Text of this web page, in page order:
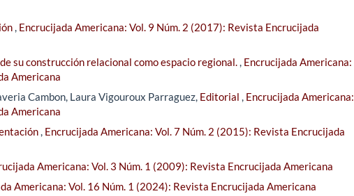
, Encrucijada Americana: Vol. 9 Núm. 2 (2017): Revista Encrucijada
su construcción relacional como espacio regional., Encrucijada Americana:
Americana
Cambon, Laura Vigouroux Parraguez, Editorial , Encrucijada Americana:
Americana
, Encrucijada Americana: Vol. 7 Núm. 2 (2015): Revista Encrucijada
Americana: Vol. 3 Núm. 1 (2009): Revista Encrucijada Americana
Americana: Vol. 16 Núm. 1 (2024): Revista Encrucijada Americana